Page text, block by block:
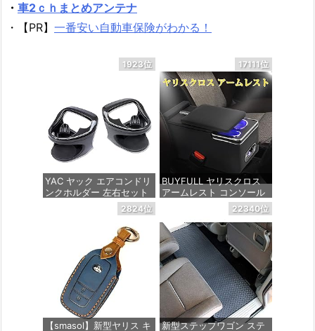
・ 車2ｃｈまとめアンテナ
・【PR】 一番安い自動車保険がわかる！
1923位
YAC ヤック エアコンドリ
ンクホルダー 左右セット
トヨタ 10系 210系 ヤリス
ヤリスクロス GRヤリス
専用 運転席用/助手席用セ
価格：¥4,489
17111位
BUYFULL ヤリスクロス
アームレスト コンソール
ボックス トヨタYarisCros
s 取付簡単 LED付き USB
ポート 肘掛 車内収納 ド
リンクホルダー ヤリスク
ロスアームレストusb202
0年9月(令和2年9月) ～
価格：¥10,799
2824位
【smasol】新型ヤリス キ
22340位
新型ステップワゴン ステ